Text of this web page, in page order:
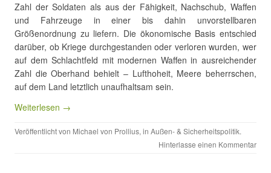
Zahl der Soldaten als aus der Fähigkeit, Nachschub, Waffen
und Fahrzeuge in einer bis dahin unvorstellbaren
Größenordnung zu liefern. Die ökonomische Basis entschied
darüber, ob Kriege durchgestanden oder verloren wurden, wer
auf dem Schlachtfeld mit modernen Waffen in ausreichender
Zahl die Oberhand behielt – Lufthoheit, Meere beherrschen,
auf dem Land letztlich unaufhaltsam sein.
Weiterlesen →
Veröffentlicht von Michael von Prollius, in Außen- & Sicherheitspolitik.
Hinterlasse einen Kommentar